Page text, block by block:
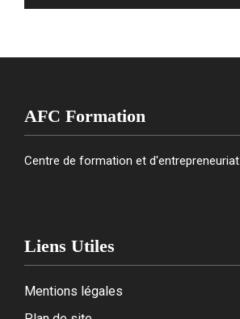
AFC Formation
Centre de formation et d'entrepreneuriat
Liens Utiles
Mentions légales